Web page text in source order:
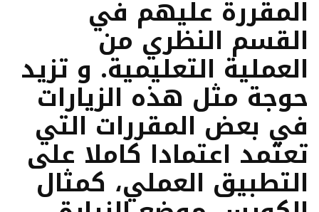
المقررة عليهم في
القسم النظري من
العملية التعليمية. و تزيد
حوجة مثل هذه الزيارات
في بعض المقررات التي
تعتمد اعتمادا كاملا على
التطبيق العملي، كمثال